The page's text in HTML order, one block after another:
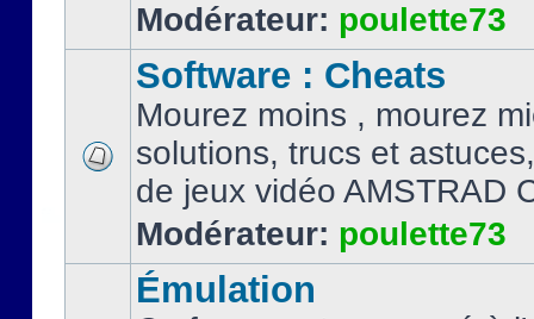
Modérateur: poulette73
Software : Cheats
Mourez moins , mourez
solutions, trucs et
de jeux vidéo AMSTRAD
Modérateur: poulette73
Émulation